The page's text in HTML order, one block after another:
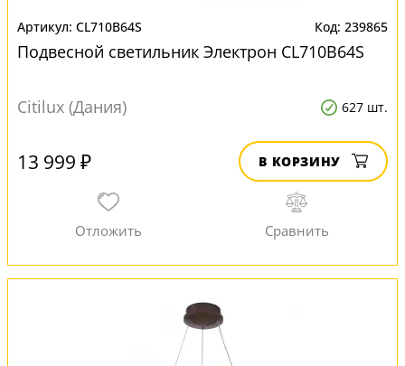
CL710B64S 239865
Подвесной светильник Электрон CL710B64S
Citilux (Дания) 627 шт.
13 999 ₽ В КОРЗИНУ